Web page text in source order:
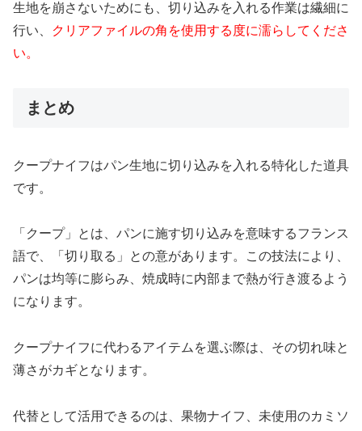
生地を崩さないためにも、切り込みを入れる作業は繊細に
行い、
クリアファイルの角を使用する度に濡らしてくださ
い。
まとめ
クープナイフはパン生地に切り込みを入れる特化した道具
です。
「クープ」とは、パンに施す切り込みを意味するフランス
語で、「切り取る」との意があります。この技法により、
パンは均等に膨らみ、焼成時に内部まで熱が行き渡るよう
になります。
クープナイフに代わるアイテムを選ぶ際は、その切れ味と
薄さがカギとなります。
代替として活用できるのは、果物ナイフ、未使用のカミソ